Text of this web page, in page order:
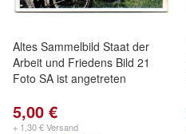
Altes Sammelbild Staat der
Arbeit und Friedens Bild 21
Foto SA ist angetreten
5,00 €
+ 1,30 € Versand